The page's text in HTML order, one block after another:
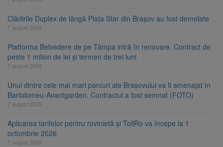
Clădirile Duplex de lângă Piața Star din Brașov au fost demolate
7 august 2026
Platforma Belvedere de pe Tâmpa intră în renovare. Contract de
peste 1 milion de lei și termen de trei luni
7 august 2026
Unul dintre cele mai mari parcuri ale Brașovului va fi amenajat în
Bartolomeu-Avantgarden. Contractul a fost semnat (FOTO)
7 august 2026
Aplicarea tarifelor pentru rovinietă și TollRo va începe la 1
octombrie 2026
7 august 2026